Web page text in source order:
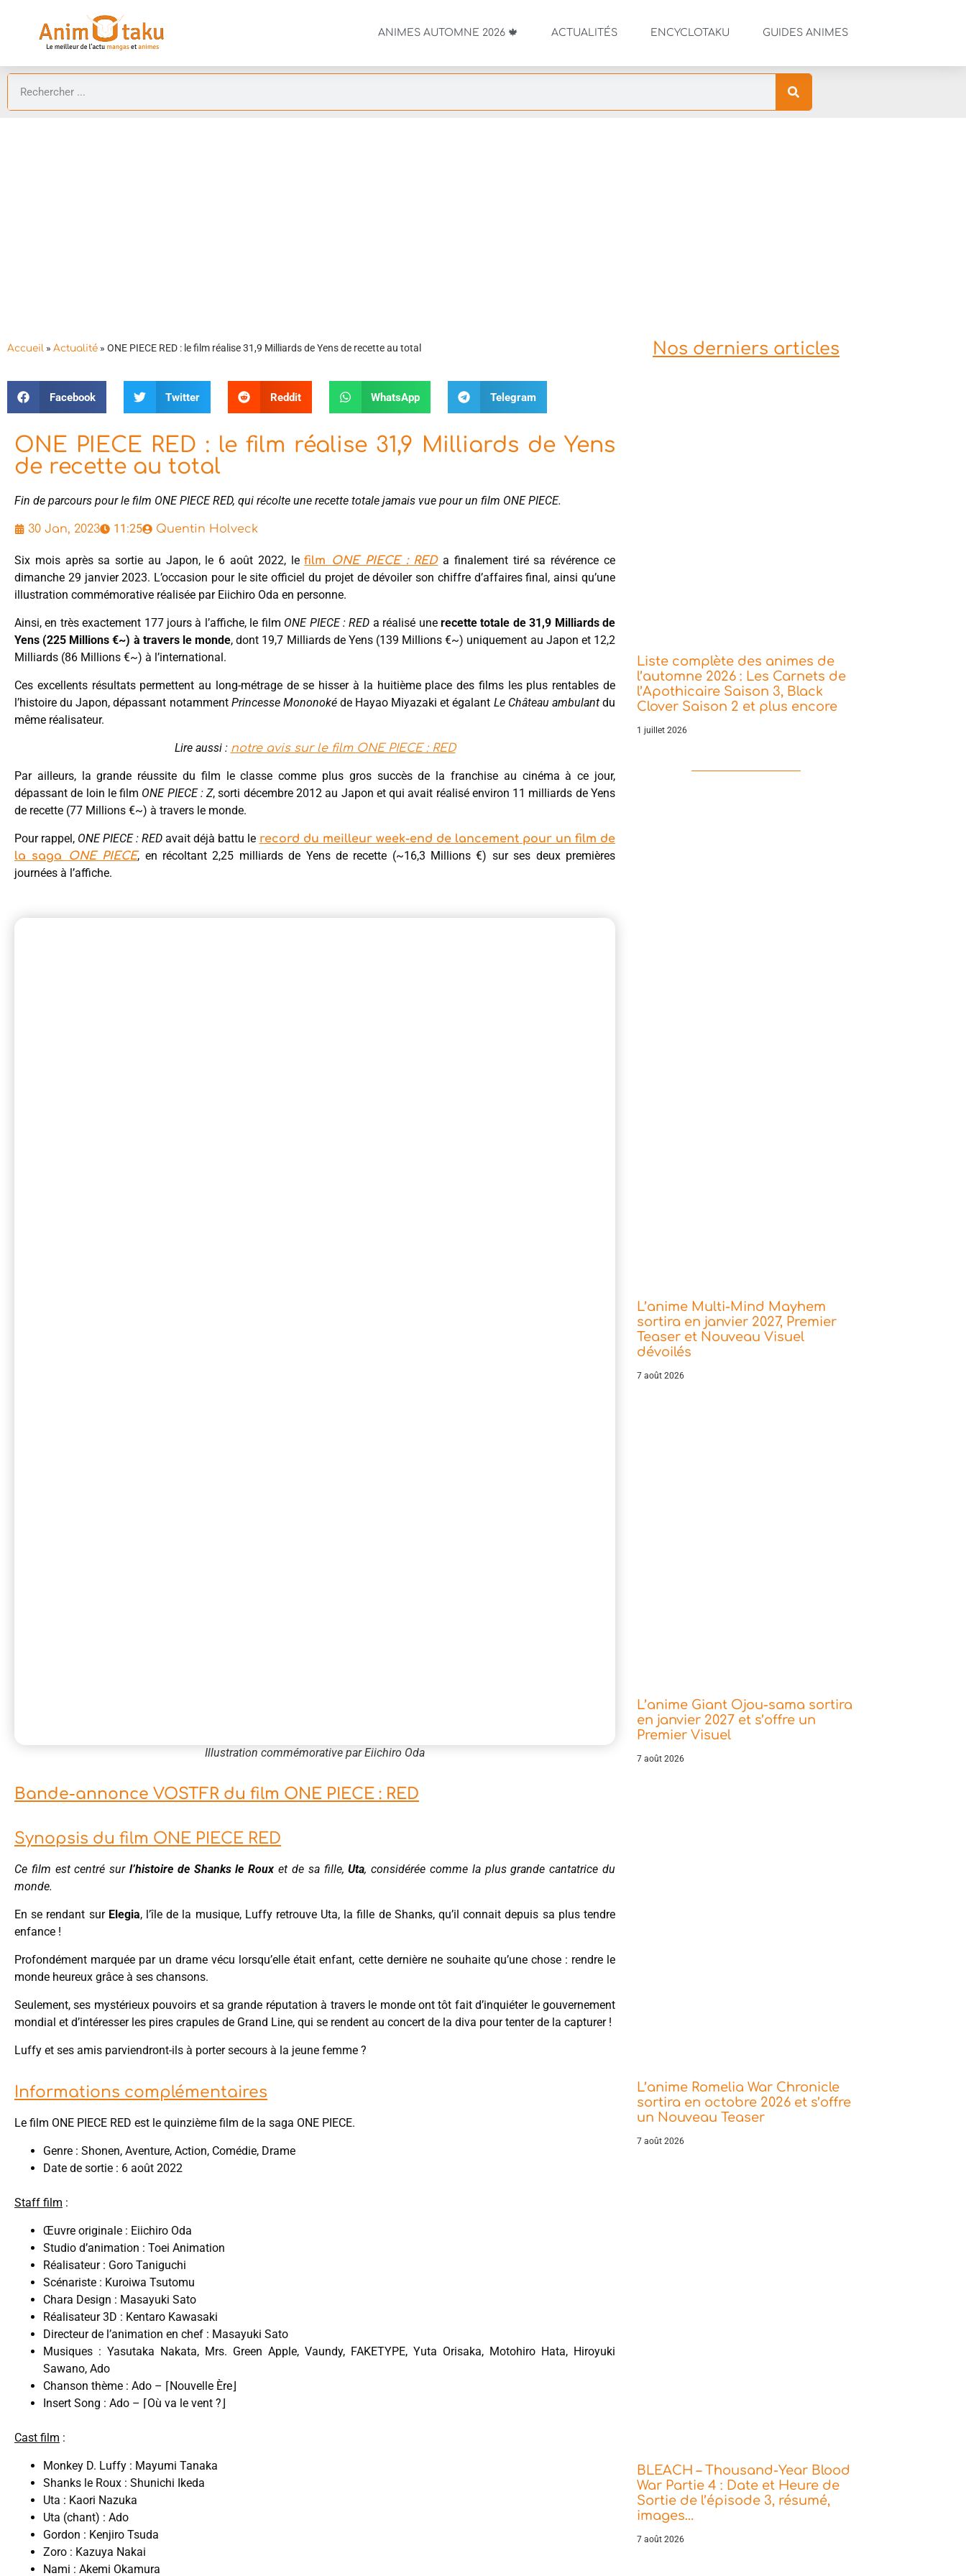
ANIMES AUTOMNE 2026 🍁 ACTUALITÉS ENCYCLOTAKU GUIDES ANIMES
Accueil » Actualité » ONE PIECE RED : le film réalise 31,9 Milliards de Yens de recette au total
Facebook Twitter Reddit WhatsApp Telegram
ONE PIECE RED : le film réalise 31,9 Milliards de Yens
de recette au total
Fin de parcours pour le film ONE PIECE RED, qui récolte une recette totale jamais vue pour un film ONE PIECE.
30 Jan, 2023 11:25 Quentin Holveck
Six mois après sa sortie au Japon, le 6 août 2022, lefilm ONE PIECE : REDa finalement tiré sa révérence ce
dimanche 29 janvier 2023. L’occasion pour le site officiel du projet de dévoiler son chiffre d’affaires final, ainsi qu’une
illustration commémorative réalisée par Eiichiro Oda en personne.
Ainsi, en très exactement 177 jours à l’affiche, le film ONE PIECE : RED a réalisé une recette totale de 31,9 Milliards de
Yens (225 Millions €~) à travers le monde, dont 19,7 Milliards de Yens (139 Millions €~) uniquement au Japon et 12,2
Milliards (86 Millions €~) à l’international.
Ces excellents résultats permettent au long-métrage de se hisser à la huitième place des films les plus rentables de
l’histoire du Japon, dépassant notamment Princesse Mononokéde Hayao Miyazaki et égalant Le Château ambulantdu
même réalisateur.
Lire aussi : notre avis sur le film ONE PIECE : RED
Par ailleurs, la grande réussite du film le classe comme plus gros succès de la franchise au cinéma à ce jour,
dépassant de loin le film ONE PIECE : Z, sorti décembre 2012 au Japon et qui avait réalisé environ 11 milliards de Yens
de recette (77 Millions €~) à travers le monde.
Pour rappel, ONE PIECE : RED avait déjà battu le record du meilleur week-end de lancement pour un film de
la saga
ONE PIECE, en récoltant 2,25 milliards de Yens de recette (~16,3 Millions €) sur ses deux premières
journées à l’affiche.
Illustration commémorative par Eiichiro Oda
Bande-annonce VOSTFR du film ONE PIECE : RED
Synopsis du film ONE PIECE RED
Ce film est centré surl’histoire de Shanks le Roux et de sa fille,Uta, considérée comme la plus grande cantatrice du
monde.
En se rendant sur Elegia, l’île de la musique, Luffy retrouve Uta, la fille de Shanks, qu’il connait depuis sa plus tendre
enfance !
Profondément marquée par un drame vécu lorsqu’elle était enfant, cette dernière ne souhaite qu’une chose : rendre le
monde heureux grâce à ses chansons.
Seulement, ses mystérieux pouvoirs et sa grande réputation à travers le monde ont tôt fait d’inquiéter le gouvernement
mondial et d’intéresser les pires crapules de Grand Line, qui se rendent au concert de la diva pour tenter de la capturer !
Luffy et ses amis parviendront-ils à porter secours à la jeune femme ?
Informations complémentaires
Le film ONE PIECE RED est le quinzième film de la saga ONE PIECE.
Genre : Shonen, Aventure, Action, Comédie, Drame
Date de sortie : 6 août 2022
Staff film :
Œuvre originale : Eiichiro Oda
Studio d’animation : Toei Animation
Réalisateur : Goro Taniguchi
Scénariste : Kuroiwa Tsutomu
Chara Design : Masayuki Sato
Réalisateur 3D : Kentaro Kawasaki
Directeur de l’animation en chef : Masayuki Sato
Musiques : Yasutaka Nakata, Mrs. Green Apple, Vaundy, FAKETYPE, Yuta Orisaka, Motohiro Hata, Hiroyuki
Sawano, Ado
Chanson thème : Ado – ⌈Nouvelle Ère⌋
Insert Song : Ado – ⌈Où va le vent ?⌋
Cast film :
Monkey D. Luffy : Mayumi Tanaka
Shanks le Roux : Shunichi Ikeda
Uta : Kaori Nazuka
Uta (chant) : Ado
Gordon : Kenjiro Tsuda
Zoro : Kazuya Nakai
Nami : Akemi Okamura
Nos derniers articles
Liste complète des animes de
l’automne 2026 : Les Carnets de
l’Apothicaire Saison 3, Black
Clover Saison 2 et plus encore
1 juillet 2026
L’anime Multi-Mind Mayhem
sortira en janvier 2027, Premier
Teaser et Nouveau Visuel
dévoilés
7 août 2026
L’anime Giant Ojou-sama sortira
en janvier 2027 et s’offre un
Premier Visuel
7 août 2026
L’anime Romelia War Chronicle
sortira en octobre 2026 et s’offre
un Nouveau Teaser
7 août 2026
BLEACH – Thousand-Year Blood
War Partie 4 : Date et Heure de
Sortie de l’épisode 3, résumé,
images…
7 août 2026